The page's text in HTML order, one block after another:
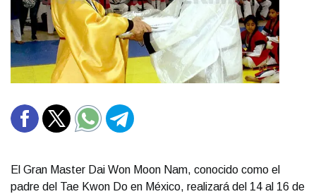
El Gran Master Dai Won Moon Nam, conocido como el
padre del Tae Kwon Do en México, realizará del 14 al 16 de